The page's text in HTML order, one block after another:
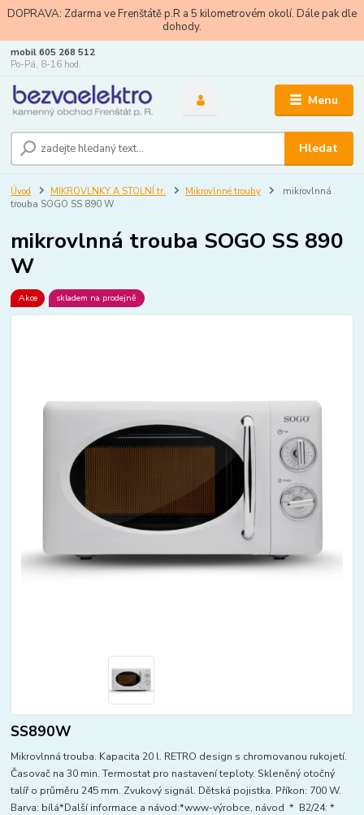
DOPRAVA: Zdarma ve Frenštátě p.R a 5 kilometrovém okolí. Dále pak dle
dohody.
Menu
Hledat
mobil 605 268 512
Po-Pá, 8-16 hod.
Úvod MIKROVLNKY A STOLNÍ tr. Mikrovlnné trouby
mikrovlnná
trouba SOGO SS 890 W
mikrovlnná trouba SOGO SS 890
W
Akce skladem na prodejně
SS890W
Mikrovlnná trouba. Kapacita 20 l. RETRO design s chromovanou rukojetí.
Časovač na 30 min. Termostat pro nastavení teploty. Skleněný otočný
talíř o průměru 245 mm. Zvukový signál. Dětská pojistka. Příkon: 700 W.
Barva: bílá*Další informace a návod:*www-výrobce, návod * B2/24: *